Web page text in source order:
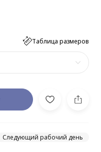
Таблица размеров
Следующий рабочий день